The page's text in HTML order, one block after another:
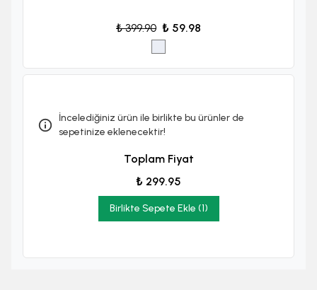
₺ 399.90 ₺ 59.98
İncelediğiniz ürün ile birlikte bu ürünler de
sepetinize eklenecektir!
Toplam Fiyat
₺ 299.95
Birlikte Sepete Ekle (1)